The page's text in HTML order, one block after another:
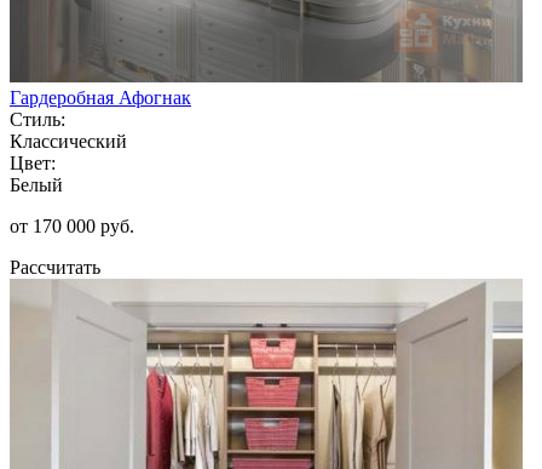
Гардеробная Афогнак
Стиль:
Классический
Цвет:
Белый
от 170 000 руб.
Рассчитать